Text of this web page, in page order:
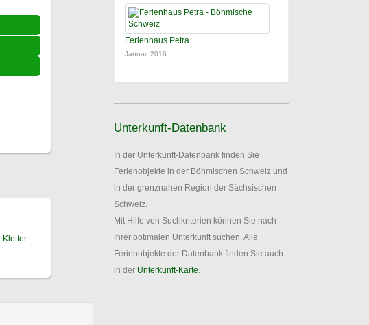
Kletter
Ferienhaus Petra
Januar, 2016
Unterkunft-Datenbank
In der Unterkunft-Datenbank finden Sie
Ferienobjekte in der Böhmischen Schweiz und
in der grenznahen Region der Sächsischen
Schweiz.
Mit Hilfe von Suchkriterien können Sie nach
Ihrer optimalen Unterkunft suchen. Alle
Ferienobjekte der Datenbank finden Sie auch
in der Unterkunft-Karte.